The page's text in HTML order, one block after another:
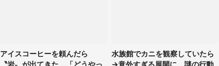
アイスコーヒーを頼んだら
〝岩〟が出てきた 「どうやっ
水族館でカニを観察していたら
→意外すぎる展開に 謎の行動